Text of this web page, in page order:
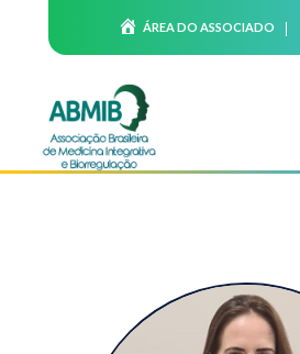
ÁREA DO ASSOCIADO